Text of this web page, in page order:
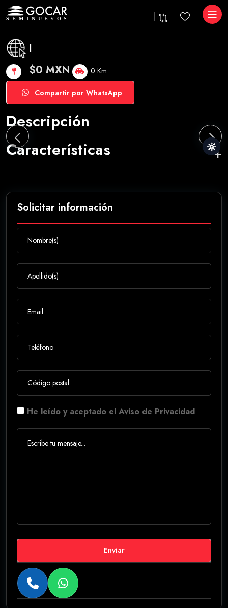
|
$0 MXN 0 Km
Compartir por WhatsApp
Descripción
Características
Solicitar información
He leído y aceptado el Aviso de Privacidad
Enviar